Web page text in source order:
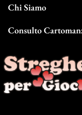
Chi Siamo
Consulto